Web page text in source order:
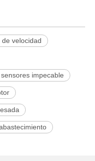
velocidad
impecable